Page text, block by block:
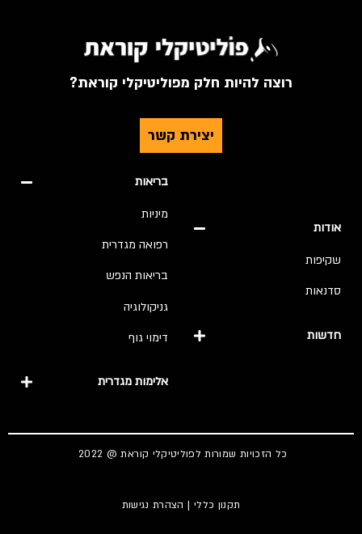
רוצה להיות חלק מפוליטיקלי קוראת?
יצירת קשר
אודות
שקיפות
סדנאות
חדשות
בריאות
מיניות
רפואה מגדרית
בריאות הנפש
גניקולוגיה
דימוי גוף
אלימות מגדרית
כל הזכויות שמורות לפוליטיקלי קוראת @ 2022
תקנון כללי | הצהרת נגישות